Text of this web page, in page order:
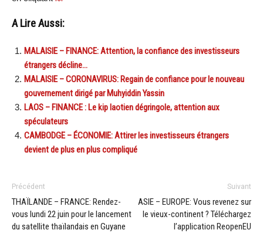
A Lire Aussi:
MALAISIE – FINANCE: Attention, la confiance des investisseurs
étrangers décline…
MALAISIE – CORONAVIRUS: Regain de confiance pour le nouveau
gouvernement dirigé par Muhyiddin Yassin
LAOS – FINANCE : Le kip laotien dégringole, attention aux
spéculateurs
CAMBODGE – ÉCONOMIE: Attirer les investisseurs étrangers
devient de plus en plus compliqué
Précédent
THAÏLANDE – FRANCE: Rendez-
vous lundi 22 juin pour le lancement
du satellite thaïlandais en Guyane
Suivant
ASIE – EUROPE: Vous revenez sur
le vieux-continent ? Téléchargez
l’application ReopenEU